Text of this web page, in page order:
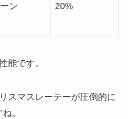
ン 20%
能です。
スマスレーテーが圧倒的に
。